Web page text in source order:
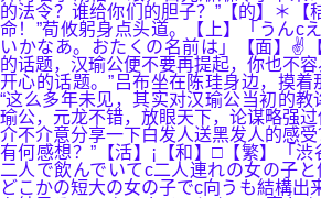
的法令？谁给你们的胆子？”【的】
命！”荀攸躬身点头道。【上】「うんc
いかなあ。おたくの名前は」【面】
的话题，汉瑜公便不要再提起，你也不
开心的话题。”吕布坐在陈珪身边，摸着
“这么多年未见，其实对汉瑜公当初的
瑜公，元龙不错，放眼天下，论谋略强过
介不介意分享一下白发人送黑发人的感
有何感想？”【活】¡【和】□【繁】「渋
二人で飲んでいてc二人連れの女の子と
どこかの短大の女の子でc向うも結構出